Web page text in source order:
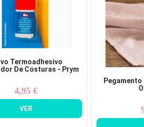
Termoadhesivo
De Costuras - Prym
Precio
4,95 €
VER